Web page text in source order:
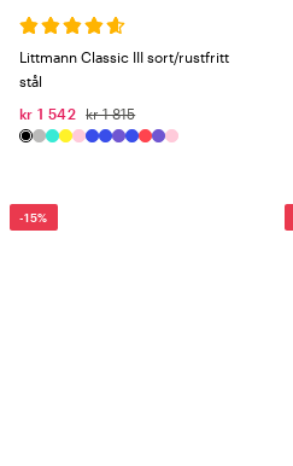
Littmann Classic III sort/rustfritt
stål
kr 1 542 kr 1 815
-15%